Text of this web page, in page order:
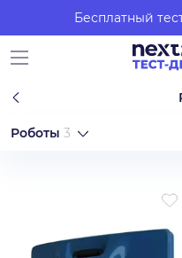
Бесплатный
Роботы 3